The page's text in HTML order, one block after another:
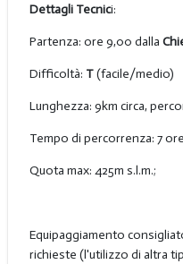
Dettagli Tecnici:
Partenza: ore 9,00 dalla
Difficoltà: T(facile/medio)
Lunghezza: 9km circa,
Tempo di percorrenza: 7
Quota max: 425m s.l.m.;
Equipaggiamento
richieste (l'utilizzo di altra